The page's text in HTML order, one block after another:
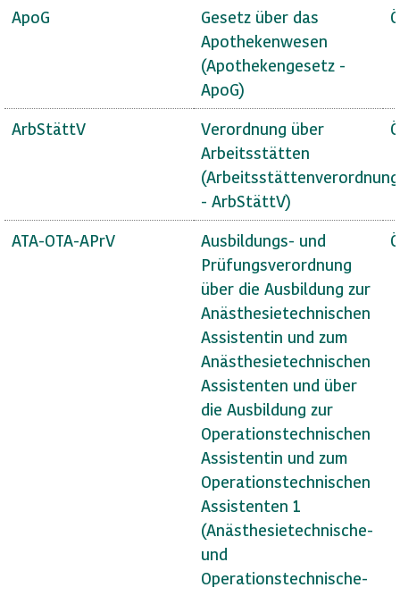
ApoG
Gesetz über das
Apothekenwesen
(Apothekengesetz -
ApoG)
ArbStättV
Verordnung über
Arbeitsstätten
(Arbeitsstättenverordnung
- ArbStättV)
ATA-OTA-APrV
Ausbildungs- und
Prüfungsverordnung
über die Ausbildung zur
Anästhesietechnischen
Assistentin und zum
Anästhesietechnischen
Assistenten und über
die Ausbildung zur
Operationstechnischen
Assistentin und zum
Operationstechnischen
Assistenten 1
(Anästhesietechnische-
und
Operationstechnische-